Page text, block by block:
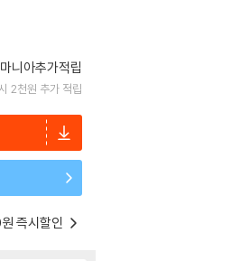
마니아추가적립
2천원 추가 적립
즉시할인